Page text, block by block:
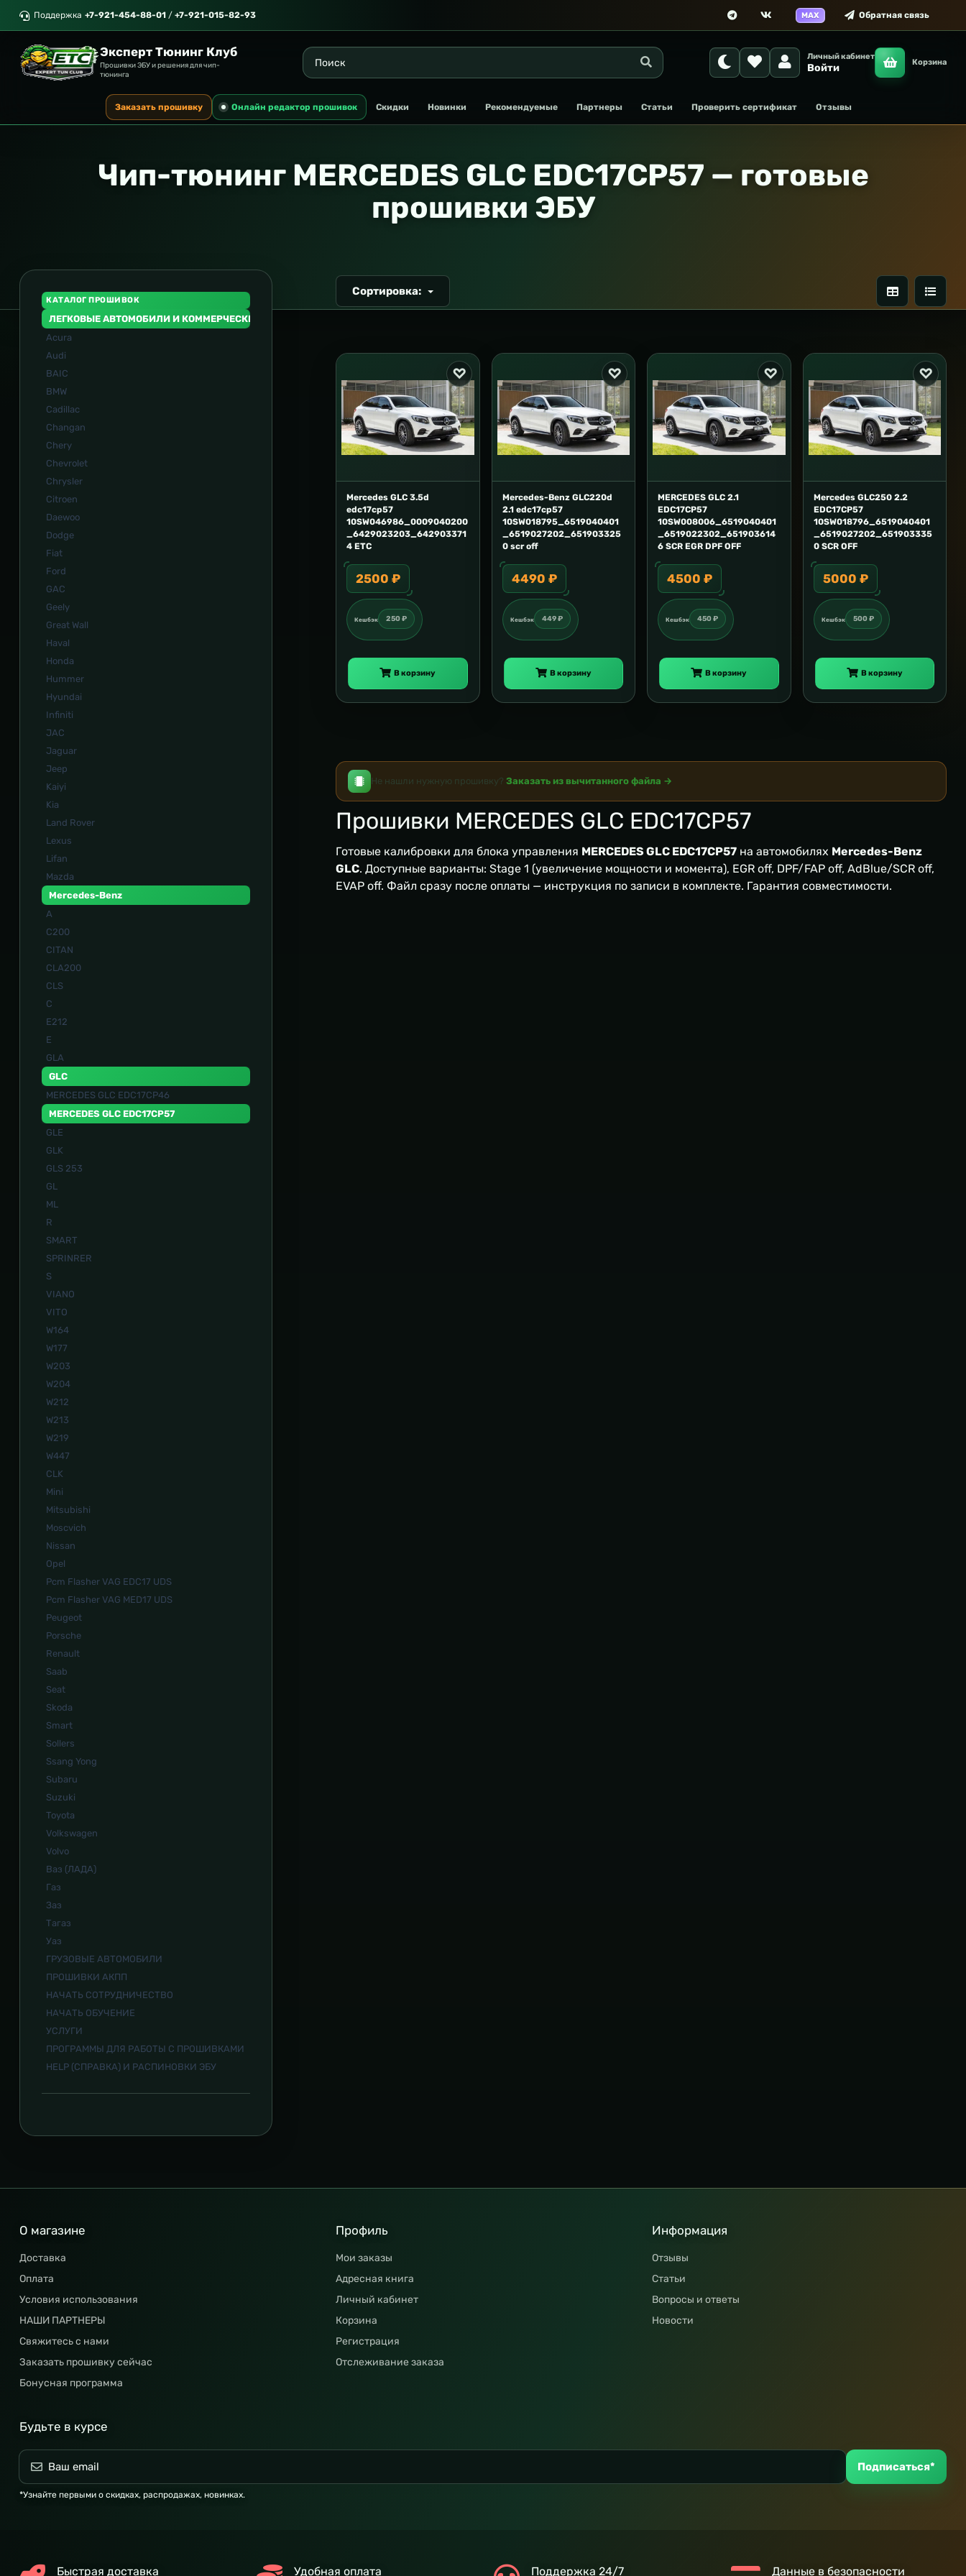
Поддержка +7-921-454-88-01 / +7-921-015-82-93 MAX Обратная связь
Эксперт Тюнинг Клуб
Прошивки ЭБУ и решения для чип-
тюнинга
Личный кабинет
Войти Корзина
Заказать прошивку Онлайн редактор прошивок Скидки Новинки Рекомендуемые Партнеры Статьи Проверить сертификат Отзывы
Чип-тюнинг MERCEDES GLC EDC17CP57 — готовые
прошивки ЭБУ
КАТАЛОГ ПРОШИВОК
ЛЕГКОВЫЕ АВТОМОБИЛИ И КОММЕРЧЕСКИЙ ТРАНСПОРТ
Acura
Audi
BAIC
BMW
Cadillac
Changan
Chery
Chevrolet
Chrysler
Citroen
Daewoo
Dodge
Fiat
Ford
GAC
Geely
Great Wall
Haval
Honda
Hummer
Hyundai
Infiniti
JAC
Jaguar
Jeep
Kaiyi
Kia
Land Rover
Lexus
Lifan
Mazda
Mercedes-Benz
A
C200
CITAN
CLA200
CLS
C
E212
E
GLA
GLC
MERCEDES GLC EDC17CP46
MERCEDES GLC EDC17CP57
GLE
GLK
GLS 253
GL
ML
R
SMART
SPRINRER
S
VIANO
VITO
W164
W177
W203
W204
W212
W213
W219
W447
СLK
Mini
Mitsubishi
Moscvich
Nissan
Opel
Pcm Flasher VAG EDC17 UDS
Pcm Flasher VAG MED17 UDS
Peugeot
Porsche
Renault
Saab
Seat
Skoda
Smart
Sollers
Ssang Yong
Subaru
Suzuki
Toyota
Volkswagen
Volvo
Ваз (ЛАДА)
Газ
Заз
Тагаз
Уаз
ГРУЗОВЫЕ АВТОМОБИЛИ
ПРОШИВКИ АКПП
НАЧАТЬ СОТРУДНИЧЕСТВО
НАЧАТЬ ОБУЧЕНИЕ
УСЛУГИ
ПРОГРАММЫ ДЛЯ РАБОТЫ С ПРОШИВКАМИ
HELP (СПРАВКА) И РАСПИНОВКИ ЭБУ
Сортировка:
Mercedes GLC 3.5d
edc17cp57
10SW046986_0009040200
_6429023203_642903371
4 ETC
2500 ₽
Кешбэк 250 ₽
В корзину
Mercedes-Benz GLC220d
2.1 edc17cp57
10SW018795_6519040401
_6519027202_651903325
0 scr off
4490 ₽
Кешбэк 449 ₽
В корзину
MERCEDES GLC 2.1
EDC17CP57
10SW008006_6519040401
_6519022302_651903614
6 SCR EGR DPF OFF
4500 ₽
Кешбэк 450 ₽
В корзину
Mercedes GLC250 2.2
EDC17CP57
10SW018796_6519040401
_6519027202_651903335
0 SCR OFF
5000 ₽
Кешбэк 500 ₽
В корзину
Не нашли нужную прошивку? Заказать из вычитанного файла →
Прошивки MERCEDES GLC EDC17CP57
Готовые калибровки для блока управления MERCEDES GLC EDC17CP57 на автомобилях Mercedes-Benz
GLC. Доступные варианты: Stage 1 (увеличение мощности и момента), EGR off, DPF/FAP off, AdBlue/SCR off,
EVAP off. Файл сразу после оплаты — инструкция по записи в комплекте. Гарантия совместимости.
О магазине
Доставка
Оплата
Условия использования
НАШИ ПАРТНЕРЫ
Свяжитесь с нами
Заказать прошивку сейчас
Бонусная программа
Профиль
Мои заказы
Адресная книга
Личный кабинет
Корзина
Регистрация
Отслеживание заказа
Информация
Отзывы
Статьи
Вопросы и ответы
Новости
Будьте в курсе
Подписаться*
*Узнайте первыми о скидках, распродажах, новинках.
Быстрая доставка Удобная оплата Поддержка 24/7 Данные в безопасности